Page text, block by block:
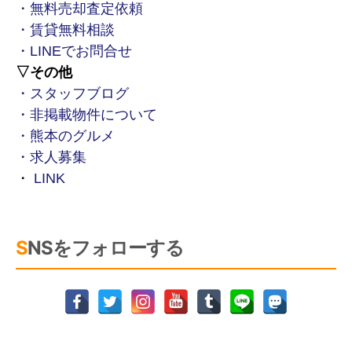
・無料売却査定依頼
・賃貸無料相談
・LINEでお問合せ
▽その他
・スタッフブログ
・非掲載物件について
・熊本のグルメ
・求人募集
・ LINK
SNSをフォローする